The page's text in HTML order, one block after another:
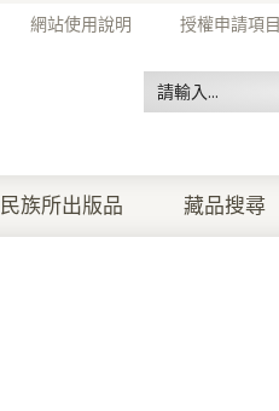
網站使用說明 授權申請項目
民族所出版品 藏品搜尋